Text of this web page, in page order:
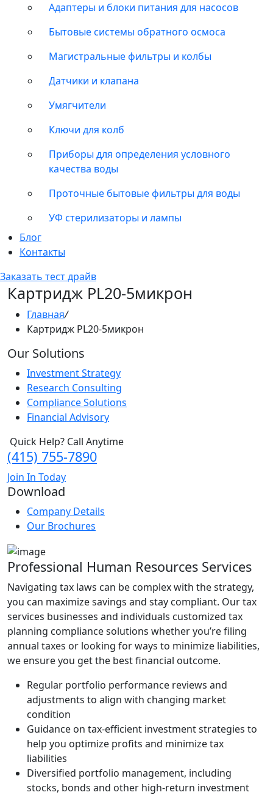
Адаптеры и блоки питания для насосов
Бытовые системы обратного осмоса
Магистральные фильтры и колбы
Датчики и клапана
Умягчители
Ключи для колб
Приборы для определения условного
качества воды
Проточные бытовые фильтры для воды
УФ стерилизаторы и лампы
Блог
Контакты
Заказать тест драйв
Картридж PL20-5микрон
Главная/
Картридж PL20-5микрон
Our Solutions
Investment Strategy
Research Consulting
Compliance Solutions
Financial Advisory
Quick Help? Call Anytime
(415) 755-7890
Join In Today
Download
Company Details
Our Brochures
Professional Human Resources Services
Navigating tax laws can be complex with the strategy,
you can maximize savings and stay compliant. Our tax
services businesses and individuals customized tax
planning compliance solutions whether you’re filing
annual taxes or looking for ways to minimize liabilities,
we ensure you get the best financial outcome.
Regular portfolio performance reviews and
adjustments to align with changing market
condition
Guidance on tax-efficient investment strategies to
help you optimize profits and minimize tax
liabilities
Diversified portfolio management, including
stocks, bonds and other high-return investment